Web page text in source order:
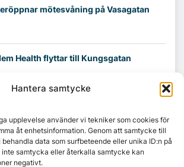
Hantera samtycke
upplevelse använder vi tekniker som cookies för
åt enhetsinformation. Genom att samtycke till
data som surfbeteende eller unika ID:n på
samtycka eller återkalla samtycke kan
negativt.
mötesvåning på Vasagatan
Health flyttar till Kungsgatan